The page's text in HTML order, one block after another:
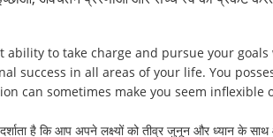
to take charge and pursue your
success in all areas of your life. You
can sometimes make you seem
दर्शाता है कि आप अपने लक्ष्यों को तीव्र जुनून और ध्यान के